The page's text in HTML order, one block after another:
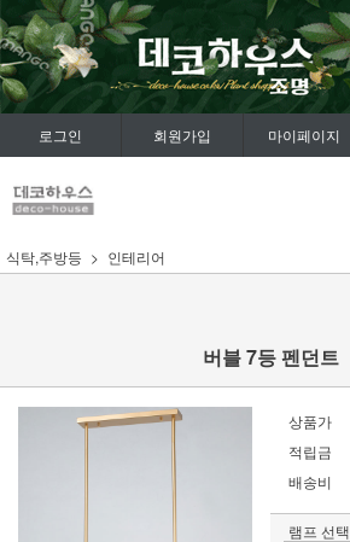
로그인 회원가입 마이페이지
식탁,주방등 인테리어
버블 7등 펜던트
상품가
적립금
배송비
램프 선택